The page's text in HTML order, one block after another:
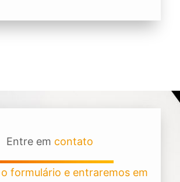
Entre em contato
formulário e entraremos em